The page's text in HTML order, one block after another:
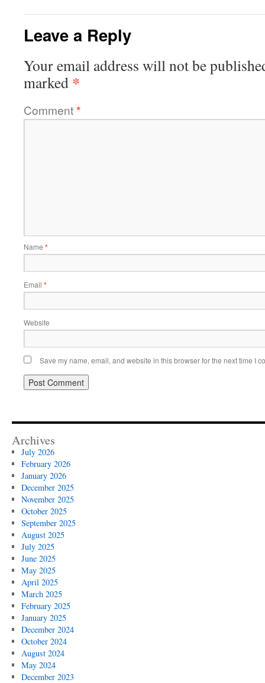
Leave a Reply
Your email address will not be
marked *
Comment*
Name *
Email *
Website
Save my name, email, and website in this browser for the next time I
Archives
July 2026
February 2026
January 2026
December 2025
November 2025
October 2025
September 2025
August 2025
July 2025
June 2025
May 2025
April 2025
March 2025
February 2025
January 2025
December 2024
October 2024
August 2024
May 2024
December 2023